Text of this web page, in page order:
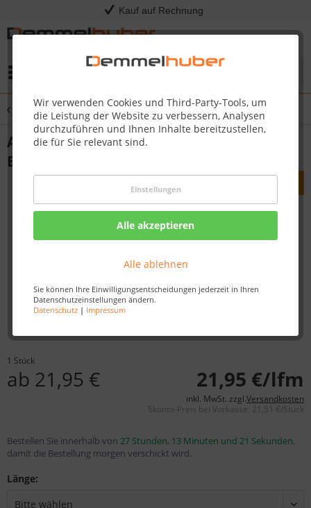
Kauf auf Rechnung
Wir verwenden Cookies und Third-Party-Tools, um
die Leistung der Website zu verbessern, Analysen
durchzuführen und Ihnen Inhalte bereitzustellen,
die für Sie relevant sind.
Einstellungen
Alle akzeptieren
Alle ablehnen
Sie können Ihre Einwilligungsentscheidungen jederzeit in Ihren
Datenschutzeinstellungen ändern.
Datenschutz| Impressum
Übersicht Aluminiumprofile
Abschlussprofil Typ 101 (2,5 bis 7 mm)
Edelstahl-Oberfläche 340
1 Stück
ab 21,95 € 21,95 €/lfm
inkl. MwSt. zzgl.Versandkosten
Skonto-Preis bei Vorkasse: 21,51 €/Stück
Bestellen Sie innerhalb von 27 Stunden, 13 Minuten und 21 Sekunden,
damit die Bestellung morgen verschickt wird.
Länge: